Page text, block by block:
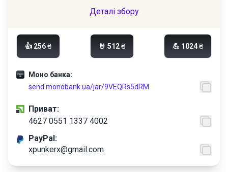
Деталі збору
Моно банка:
send.monobank.ua/jar/9VEQRs5dRM
👍 256 ₴ 🤘 512 ₴ 💪 1024 ₴
Приват:
4627 0551 1337 4002
PayPal:
xpunkerx@gmail.com